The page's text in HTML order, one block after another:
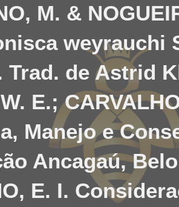
M. &
weyrauchi
Trad. de Astrid
E.;
Manejo e
Ancagaú,
E. I.